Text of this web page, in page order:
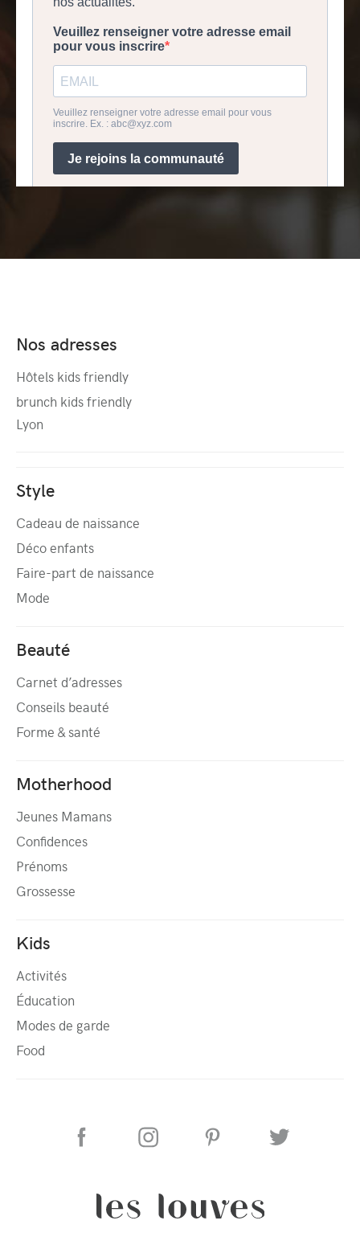
Nos adresses
Hôtels kids friendly
brunch kids friendly
Lyon
Style
Cadeau de naissance
Déco enfants
Faire-part de naissance
Mode
Beauté
Carnet d’adresses
Conseils beauté
Forme & santé
Motherhood
Jeunes Mamans
Confidences
Prénoms
Grossesse
Kids
Activités
Éducation
Modes de garde
Food